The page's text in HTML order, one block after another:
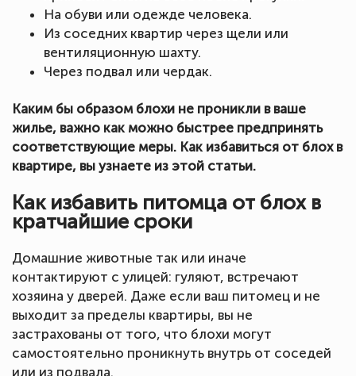
На обуви или одежде человека.
Из соседних квартир через щели или
вентиляционную шахту.
Через подвал или чердак.
Каким бы образом блохи не проникли в ваше
жилье, важно как можно быстрее предпринять
соответствующие меры. Как избавиться от блох в
квартире, вы узнаете из этой статьи.
Как избавить питомца от блох в
кратчайшие сроки
Домашние животные так или иначе
контактируют с улицей: гуляют, встречают
хозяина у дверей. Даже если ваш питомец и не
выходит за пределы квартиры, вы не
застрахованы от того, что блохи могут
самостоятельно проникнуть внутрь от соседей
или из подвала.